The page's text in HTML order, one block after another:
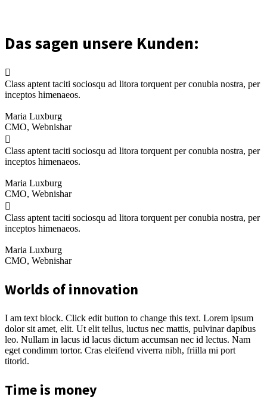
Das sagen unsere Kunden:
Class aptent taciti sociosqu ad litora torquent per conubia nostra, per
inceptos himenaeos.
Maria Luxburg
CMO, Webnishar
Class aptent taciti sociosqu ad litora torquent per conubia nostra, per
inceptos himenaeos.
Maria Luxburg
CMO, Webnishar
Class aptent taciti sociosqu ad litora torquent per conubia nostra, per
inceptos himenaeos.
Maria Luxburg
CMO, Webnishar
Worlds of innovation
I am text block. Click edit button to change this text. Lorem ipsum
dolor sit amet, elit. Ut elit tellus, luctus nec mattis, pulvinar dapibus
leo. Nullam in lacus id lacus dictum accumsan nec id lectus. Nam
eget condimm tortor. Cras eleifend viverra nibh, friilla mi port
titorid.
Time is money